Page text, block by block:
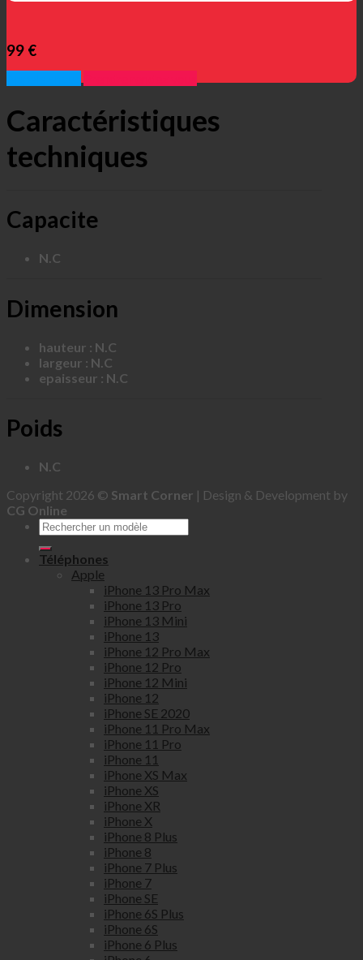
99 €
Caractéristiques
techniques
Capacite
N.C
Dimension
hauteur : N.C
largeur : N.C
epaisseur : N.C
Poids
N.C
Copyright 2026 © Smart Corner | Design & Development by
CG Online
Téléphones
Apple
iPhone 13 Pro Max
iPhone 13 Pro
iPhone 13 Mini
iPhone 13
iPhone 12 Pro Max
iPhone 12 Pro
iPhone 12 Mini
iPhone 12
iPhone SE 2020
iPhone 11 Pro Max
iPhone 11 Pro
iPhone 11
iPhone XS Max
iPhone XS
iPhone XR
iPhone X
iPhone 8 Plus
iPhone 8
iPhone 7 Plus
iPhone 7
iPhone SE
iPhone 6S Plus
iPhone 6S
iPhone 6 Plus